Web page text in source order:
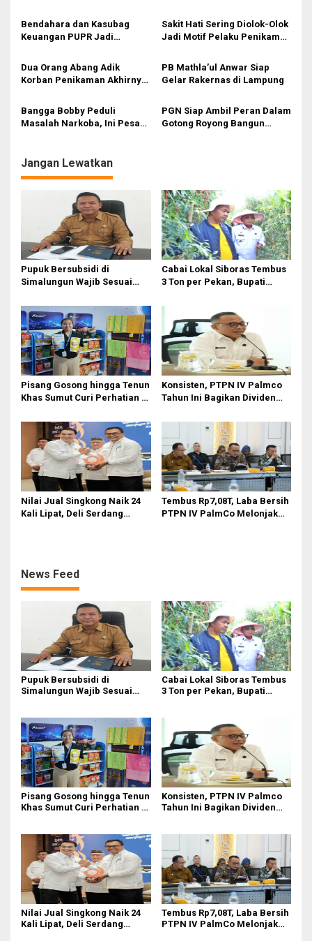
Berkembang
Bendahara dan Kasubag
Keuangan PUPR Jadi
Sakit Hati Sering Diolok-Olok
Jadi Motif Pelaku Penikaman
Dua Orang Abang Adik
Korban Penikaman Akhirnya
PB Mathla’ul Anwar Siap
Gelar Rakernas di Lampung
Bangga Bobby Peduli
Masalah Narkoba, Ini Pesan
PGN Siap Ambil Peran Dalam
Gotong Royong Bangun
Jangan Lewatkan
Pupuk Bersubsidi di
Simalungun Wajib Sesuai
Masuk e-RDKK
Cabai Lokal Siboras Tembus
3 Ton per Pekan, Bupati
Unggulan
Pisang Gosong hingga Tenun
Khas Sumut Curi Perhatian di
Konsisten, PTPN IV Palmco
Tahun Ini Bagikan Dividen
Nilai Jual Singkong Naik 24
Kali Lipat, Deli Serdang
Tembus Rp7,08T, Laba Bersih
PTPN IV PalmCo Melonjak
News Feed
Pupuk Bersubsidi di
Simalungun Wajib Sesuai
Cabai Lokal Siboras Tembus
3 Ton per Pekan, Bupati
Pisang Gosong hingga Tenun
Khas Sumut Curi Perhatian di
Konsisten, PTPN IV Palmco
Tahun Ini Bagikan Dividen
Nilai Jual Singkong Naik 24
Kali Lipat, Deli Serdang
Tembus Rp7,08T, Laba Bersih
PTPN IV PalmCo Melonjak